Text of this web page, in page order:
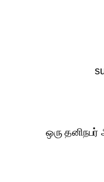
ஒரு